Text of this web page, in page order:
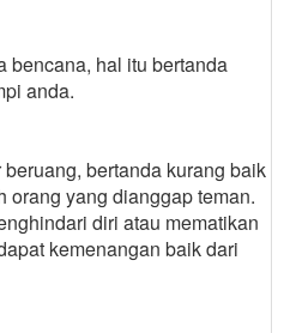
bencana, hal itu bertanda
anda.
bertanda kurang baik
orang yang dianggap teman.
diri atau mematikan
kemenangan baik dari